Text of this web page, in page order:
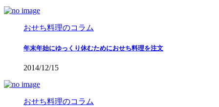
おせち料理のコラム
年末年始にゆっくり休むためにおせち料理を注文
2014/12/15
おせち料理のコラム